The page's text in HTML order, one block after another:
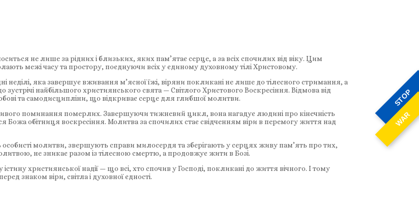
STOP
WAR
не лише за рідних і близьких, яких пам’ятає серце, а за всіх спочилих від віку. Цим
межі часу та простору, поєднуючи всіх у єдиному духовному тілі Христовому.
яка завершує вживання м’ясної їжі, віряни покликані не лише до тілесного стримання, а
найбільшого християнського свята — Світлого Христового Воскресіння. Відмова від
та самодисципліни, що відкриває серце для глибшої молитви.
поминання померлих. Завершуючи тижневий цикл, вона нагадує людині про кінечність
Божа обітниця воскресіння. Молитва за спочилих стає свідченням віри в перемогу життя над
молитви, звершують справи милосердя та зберігають у серцях живу пам’ять про тих,
не зникає разом із тілесною смертю, а продовжує жити в Бозі.
християнської надії — що всі, хто спочив у Господі, покликані до життя вічного. І тому
знаком віри, світла і духовної єдності.